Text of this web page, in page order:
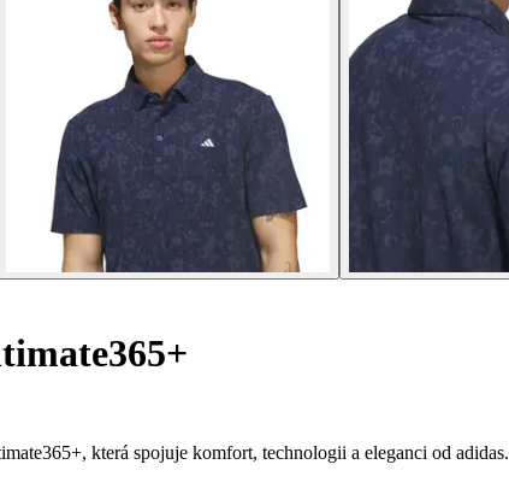
která spojuje komfort, technologii a eleganci od adidas.